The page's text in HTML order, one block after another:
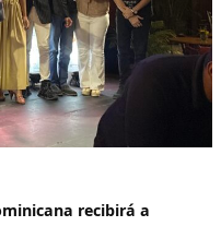
recibirá a